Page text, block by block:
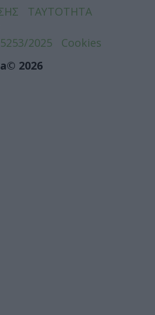
ΤΑΥΤΟΤΗΤΑ
2025
Cookies
2026